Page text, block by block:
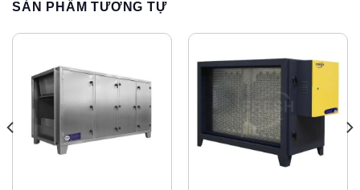
SẢN PHẨM TƯƠNG TỰ